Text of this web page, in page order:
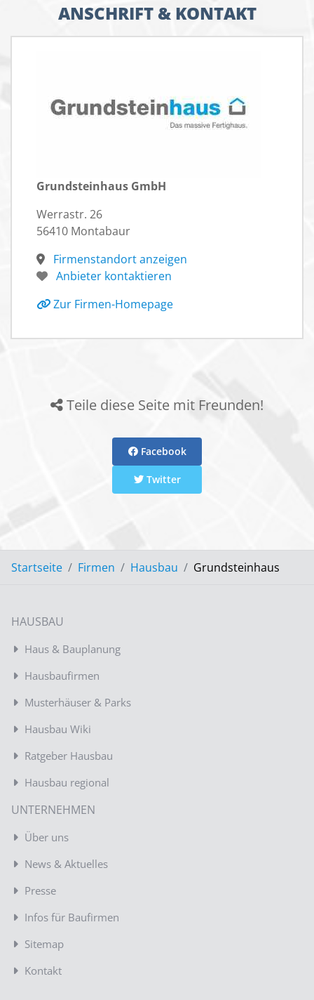
ANSCHRIFT & KONTAKT
Grundsteinhaus GmbH
Werrastr. 26
56410 Montabaur
Firmenstandort anzeigen
Anbieter kontaktieren
Zur Firmen-Homepage
Teile diese Seite mit Freunden!
Facebook
Twitter
Startseite Firmen Hausbau Grundsteinhaus
HAUSBAU
Haus & Bauplanung
Hausbaufirmen
Musterhäuser & Parks
Hausbau Wiki
Ratgeber Hausbau
Hausbau regional
UNTERNEHMEN
Über uns
News & Aktuelles
Presse
Infos für Baufirmen
Sitemap
Kontakt